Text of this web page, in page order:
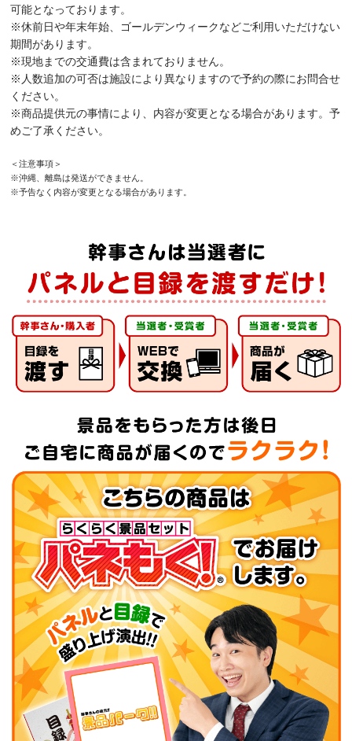
可能となっております。
※休前日や年末年始、ゴールデンウィークなどご利用いただけない
期間があります。
※現地までの交通費は含まれておりません。
※人数追加の可否は施設により異なりますので予約の際にお問合せ
ください。
※商品提供元の事情により、内容が変更となる場合があります。予
めご了承ください。
＜注意事項＞
※沖縄、離島は発送ができません。
※予告なく内容が変更となる場合があります。